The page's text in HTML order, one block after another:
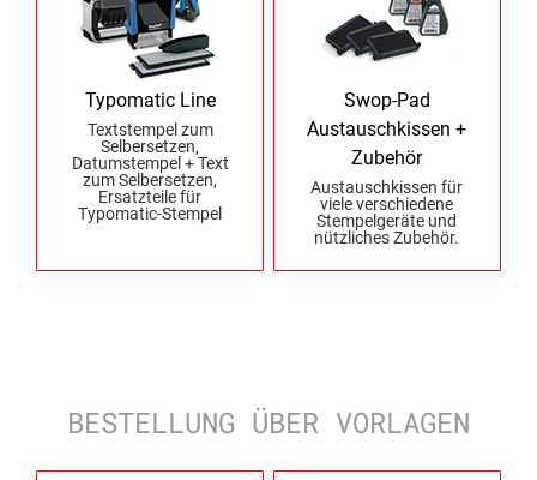
Typomatic Line
Textstempel zum
Selbersetzen,
Datumstempel + Text
zum Selbersetzen,
Ersatzteile für
Typomatic-Stempel
Swop-Pad
Austauschkissen +
Zubehör
Austauschkissen für
viele verschiedene
Stempelgeräte und
nützliches Zubehör.
BESTELLUNG ÜBER VORLAGEN